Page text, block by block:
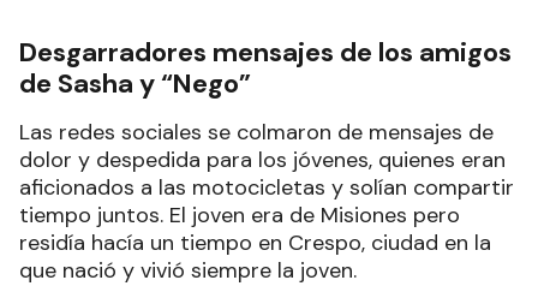
Desgarradores mensajes de los amigos
de Sasha y “Nego”
Las redes sociales se colmaron de mensajes de
dolor y despedida para los jóvenes, quienes eran
aficionados a las motocicletas y solían compartir
tiempo juntos. El joven era de Misiones pero
residía hacía un tiempo en Crespo, ciudad en la
que nació y vivió siempre la joven.